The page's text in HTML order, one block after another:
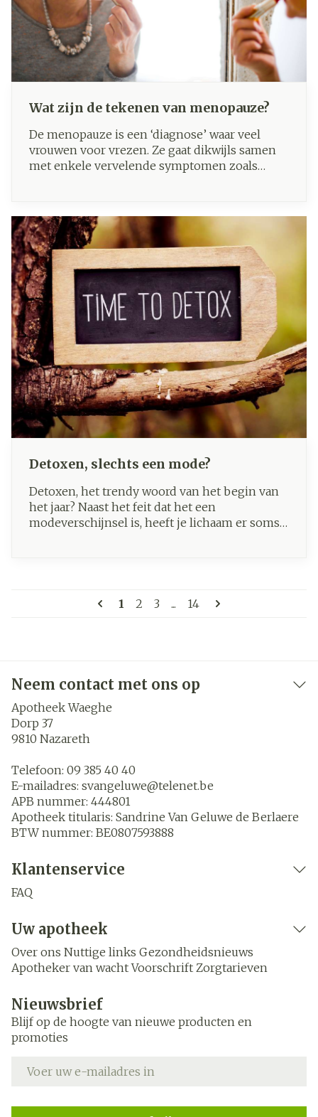
Wat zijn de tekenen van menopauze?
De menopauze is een ‘diagnose’ waar veel
vrouwen voor vrezen. Ze gaat dikwijls samen
met enkele vervelende symptomen zoals
Gelukkig zijn er oplossingen om deze
levensfase waarin de vruchtbaarheid ophoudt,
te verlichten. Wil je meer weten over wat de
menopauze is, aan welke tekenen je deze
periode herkent en hoe je deze klachten kan
aanpakken? Wij geven je alvast een overzicht.
Detoxen, slechts een mode?
Detoxen, het trendy woord van het begin van
het jaar? Naast het feit dat het een
modeverschijnsel is, heeft je lichaam er soms
Pagina's
U lees momenteel pagina
1 Pagina
2 Pagina
3 ... Pagina
14
Neem contact met ons op
Apotheek Waeghe
Dorp 37
9810 Nazareth
Telefoon: 09 385 40 40
E-mailadres: svangeluwe@telenet.be
APB nummer: 444801
Apotheek titularis: Sandrine Van Geluwe de Berlaere
BTW nummer: BE0807593888
Klantenservice
FAQ
Uw apotheek
Over ons Nuttige links Gezondheidsnieuws
Apotheker van wacht Voorschrift Zorgtarieven
Nieuwsbrief
Blijf op de hoogte van nieuwe producten en
promoties